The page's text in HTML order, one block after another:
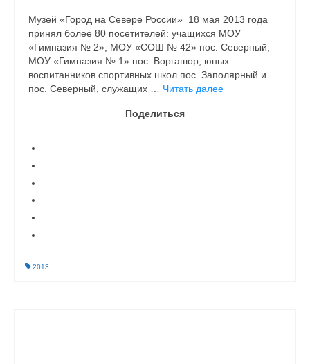
Музей «Город на Севере России» 18 мая 2013 года
принял более 80 посетителей: учащихся МОУ
«Гимназия № 2», МОУ «СОШ № 42» пос. Северный,
МОУ «Гимназия № 1» пос. Воргашор, юных
воспитанников спортивных школ пос. Заполярный и
пос. Северный, служащих … Читать далее
Поделиться
2013